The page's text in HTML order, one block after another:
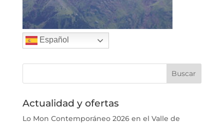
Español
Actualidad y ofertas
Lo Mon Contemporáneo 2026 en el Valle de